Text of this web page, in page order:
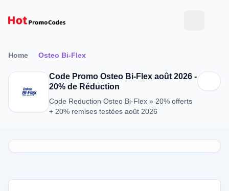
Home Osteo Bi-Flex
Code Promo Osteo Bi-Flex août 2026 -
20% de Réduction
Code Reduction Osteo Bi-Flex » 20% offerts
+ 20% remises testées août 2026